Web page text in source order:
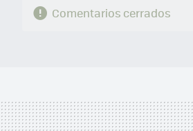
Comentarios cerrados